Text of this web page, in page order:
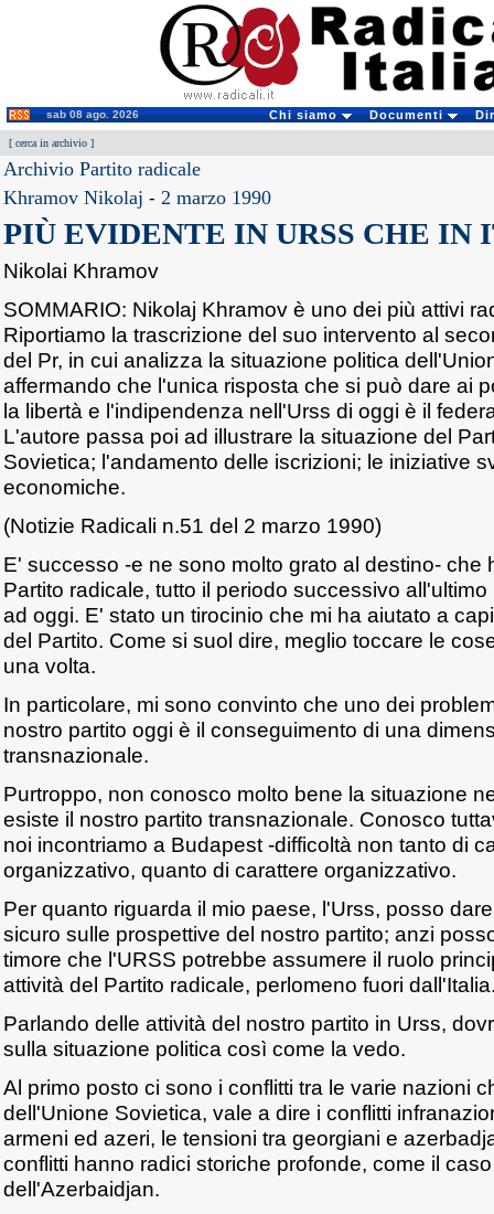
sab 08 ago. 2026 Chi siamo Documenti
[ cerca in archivio ]
Archivio Partito radicale
Khramov Nikolaj - 2 marzo 1990
PIÙ EVIDENTE IN URSS CHE IN
Nikolai Khramov
SOMMARIO: Nikolaj Khramov è uno dei più attivi
Riportiamo la trascrizione del suo intervento al
del Pr, in cui analizza la situazione politica
affermando che l'unica risposta che si può dare ai
la libertà e l'indipendenza nell'Urss di oggi è il
L'autore passa poi ad illustrare la situazione del
Sovietica; l'andamento delle iscrizioni; le iniziative
economiche.
(Notizie Radicali n.51 del 2 marzo 1990)
E' successo -e ne sono molto grato al destino- che
Partito radicale, tutto il periodo successivo
ad oggi. E' stato un tirocinio che mi ha aiutato a
del Partito. Come si suol dire, meglio toccare le
una volta.
In particolare, mi sono convinto che uno dei
nostro partito oggi è il conseguimento di una
transnazionale.
Purtroppo, non conosco molto bene la situazione
esiste il nostro partito transnazionale. Conosco
noi incontriamo a Budapest -difficoltà non tanto di
organizzativo, quanto di carattere organizzativo.
Per quanto riguarda il mio paese, l'Urss, posso
sicuro sulle prospettive del nostro partito; anzi
timore che l'URSS potrebbe assumere il ruolo
attività del Partito radicale, perlomeno fuori
Parlando delle attività del nostro partito in Urss,
sulla situazione politica così come la vedo.
Al primo posto ci sono i conflitti tra le varie nazioni
dell'Unione Sovietica, vale a dire i conflitti
armeni ed azeri, le tensioni tra georgiani e
conflitti hanno radici storiche profonde, come il
dell'Azerbaidjan.